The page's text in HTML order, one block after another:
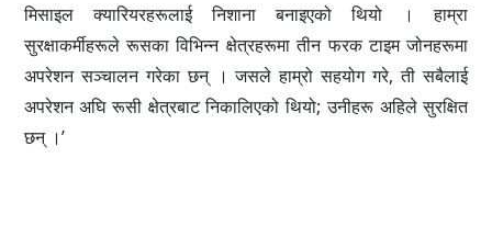
मिसाइल क्यारियरहरूलाई निशाना बनाइएको थियो । हाम्रा
सुरक्षाकर्मीहरूले रूसका विभिन्न क्षेत्रहरूमा तीन फरक टाइम जोनहरूमा
अपरेशन सञ्चालन गरेका छन् । जसले हाम्रो सहयोग गरे, ती सबैलाई
अपरेशन अघि रूसी क्षेत्रबाट निकालिएको थियो; उनीहरू अहिले सुरक्षित
छन् ।’